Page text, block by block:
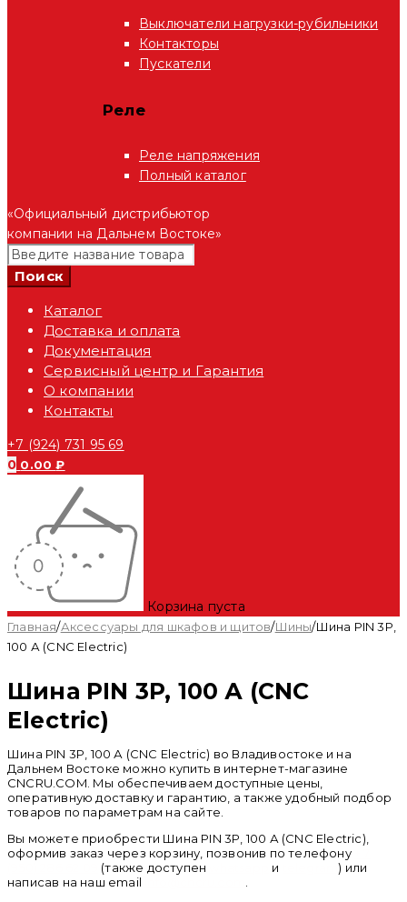
Выключатели нагрузки-рубильники
Контакторы
Пускатели
Реле
Реле напряжения
Полный каталог
«Официальный дистрибьютор
компании на Дальнем Востоке»
Каталог
Доставка и оплата
Документация
Сервисный центр и Гарантия
О компании
Контакты
+7 (924) 731 95 69
0 0.00₽
Корзина пуста
Главная/Аксессуары для шкафов и щитов/Шины/Шина PIN 3P,
100 А (CNC Electric)
Шина PIN 3P, 100 А (CNC
Electric)
Шина PIN 3P, 100 А (CNC Electric) во Владивостоке и на
Дальнем Востоке можно купить в интернет-магазине
CNCRU.COM. Мы обеспечиваем доступные цены,
оперативную доставку и гарантию, а также удобный подбор
товаров по параметрам на сайте.
Вы можете приобрести Шина PIN 3P, 100 А (CNC Electric),
оформив заказ через корзину, позвонив по телефону
(также доступен и telegram) или
написав на наш email